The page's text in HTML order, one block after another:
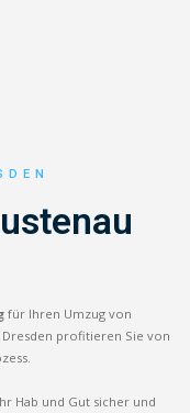
für Ihren Umzug von
Dresden profitieren Sie von
Hab und Gut sicher und